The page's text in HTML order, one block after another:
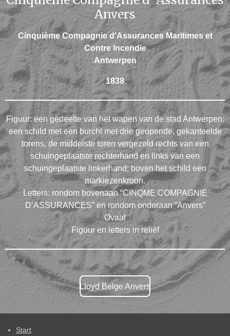
Anvers
Cinquième Compagnie d'Assurances Maritimes et
Contre Incendie
Antwerpen
1838
Figuur: een gedeelte van het wapen van de stad Antwerpen:
een schild met een burcht met drie geopende, gekanteelde
torens, de middelste toren vergezeld rechts van een
schuingeplaatste rechterhand en links van een
schuingeplaatste linkerhand; boven het schild een
markiezenkroon.
Letters: rondom bovenaan “CINQME COMPAGNIE
D’ASSURANCES” en rondom onderaan “Anvers”
Ovaal
Figuur en letters in reliëf
Lloyd Belge Anvers
Start